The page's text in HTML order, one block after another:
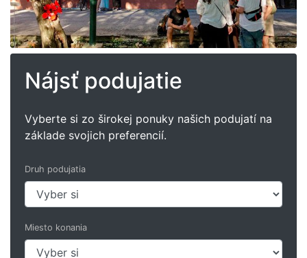
Nájsť podujatie
Vyberte si zo širokej ponuky našich podujatí na
základe svojich preferencií.
Druh podujatia
Miesto konania